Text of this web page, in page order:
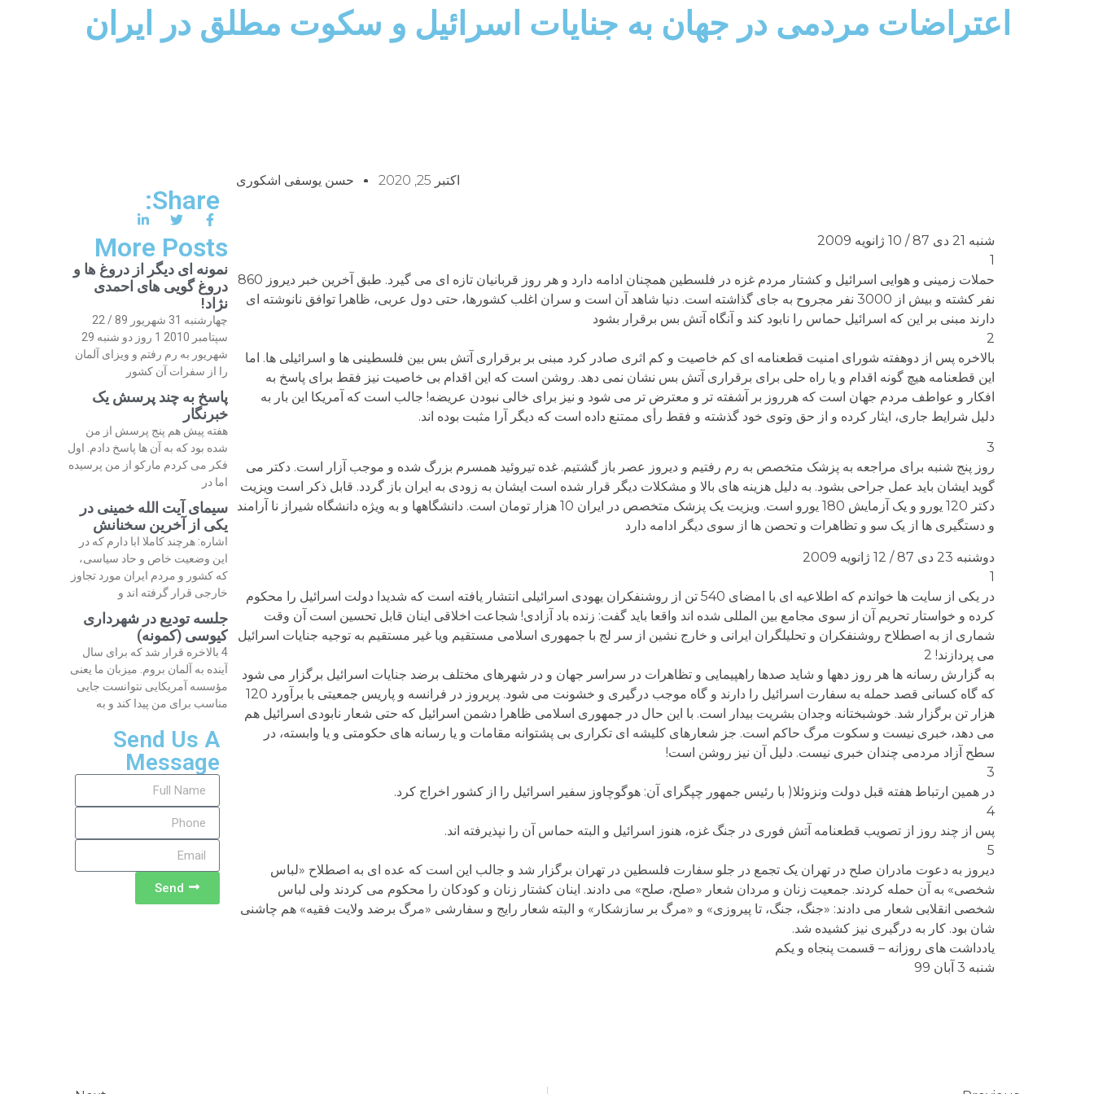
اعتراضات مردمی در جهان به جنایات اسرائیل و سکوت مطلق در ایران
اکتبر 25, 2020 حسن یوسفی اشکوری
شنبه 21 دی 87 / 10 ژانویه 2009
1
حملات زمینی و هوایی اسرائیل و کشتار مردم غزه در فلسطین همچنان ادامه دارد و هر روز قربانیان تازه ای می گیرد. طبق آخرین خبر دیروز 860
نفر کشته و بیش از 3000 نفر مجروح به جای گذاشته است. دنیا شاهد آن است و سران اغلب کشورها، حتی دول عربی، ظاهرا توافق نانوشته ای
دارند مبنی بر این که اسرائیل حماس را نابود کند و آنگاه آتش بس برقرار بشود
2
بالاخره پس از دوهفته شورای امنیت قطعنامه ای کم خاصیت و کم اثری صادر کرد مبنی بر برقراری آتش بس بین فلسطینی ها و اسرائیلی ها. اما
این قطعنامه هیچ گونه اقدام و یا راه حلی برای برقراری آتش بس نشان نمی دهد. روشن است که این اقدام بی خاصیت نیز فقط برای پاسخ به
افکار و عواطف مردم جهان است که هرروز بر آشفته تر و معترض تر می شود و نیز برای خالی نبودن عریضه! جالب است که آمریکا این بار به
دلیل شرایط جاری، ایثار کرده و از حق وتوی خود گذشته و فقط رأی ممتنع داده است که دیگر آرا مثبت بوده اند.
3
روز پنج شنبه برای مراجعه به پزشک متخصص به رم رفتیم و دیروز عصر باز گشتیم. غده تیروئید همسرم بزرگ شده و موجب آزار است. دکتر می
گوید ایشان باید عمل جراحی بشود. به دلیل هزینه های بالا و مشکلات دیگر قرار شده است ایشان به زودی به ایران باز گردد. قابل ذکر است ویزیت
دکتر 120 یورو و یک آزمایش 180 یورو است. ویزیت یک پزشک متخصص در ایران 10 هزار تومان است. دانشگاهها و به ویژه دانشگاه شیراز نا آرامند
و دستگیری ها از یک سو و تظاهرات و تحصن ها از سوی دیگر ادامه دارد
دوشنبه 23 دی 87 / 12 ژانویه 2009
1
در یکی از سایت ها خواندم که اطلاعیه ای با امضای 540 تن از روشنفکران یهودی اسرائیلی انتشار یافته است که شدیدا دولت اسرائیل را محکوم
کرده و خواستار تحریم آن از سوی مجامع بین المللی شده اند واقعا باید گفت: زنده باد آزادی! شجاعت اخلاقی اینان قابل تحسین است آن وقت
شماری از به اصطلاح روشنفکران و تحلیلگران ایرانی و خارج نشین از سر لج با جمهوری اسلامی مستقیم ویا غیر مستقیم به توجیه جنایات اسرائیل
می پردازند! 2
به گزارش رسانه ها هر روز دهها و شاید صدها راهپیمایی و تظاهرات در سراسر جهان و در شهرهای مختلف برضد جنایات اسرائیل برگزار می شود
که گاه کسانی قصد حمله به سفارت اسرائیل را دارند و گاه موجب درگیری و خشونت می شود. پریروز در فرانسه و پاریس جمعیتی با برآورد 120
هزار تن برگزار شد. خوشبختانه وجدان بشریت بیدار است. با این حال در جمهوری اسلامی ظاهرا دشمن اسرائیل که حتی شعار نابودی اسرائیل هم
می دهد، خبری نیست و سکوت مرگ حاکم است. جز شعارهای کلیشه ای تکراری بی پشتوانه مقامات و یا رسانه های حکومتی و یا وابسته، در
سطح آزاد مردمی چندان خبری نیست. دلیل آن نیز روشن است!
3
در همین ارتباط هفته قبل دولت ونزوئلا( با رئیس جمهور چپگرای آن: هوگوچاوز سفیر اسرائیل را از کشور اخراج کرد.
4
پس از چند روز از تصویب قطعنامه آتش فوری در جنگ غزه، هنوز اسرائیل و البته حماس آن را نپذیرفته اند.
5
دیروز به دعوت مادران صلح در تهران یک تجمع در جلو سفارت فلسطین در تهران برگزار شد و جالب این است که عده ای به اصطلاح «لباس
شخصی» به آن حمله کردند. جمعیت زنان و مردان شعار «صلح، صلح» می دادند. اینان کشتار زنان و کودکان را محکوم می کردند ولی لباس
شخصی انقلابی شعار می دادند: «جنگ، جنگ، تا پیروزی» و «مرگ بر سازشکار» و البته شعار رایج و سفارشی «مرگ برضد ولایت فقیه» هم چاشنی
شان بود. کار به درگیری نیز کشیده شد.
یادداشت های روزانه – قسمت پنجاه و یکم
شنبه 3 آبان 99
Share:
More Posts
نمونه ای دیگر از دروغ ها و
دروغ گویی های احمدی
نژاد!
چهارشنبه 31 شهریور 89 / 22
سپتامبر 2010 1 روز دو شنبه 29
شهریور به رم رفتم و ویزای آلمان
را از سفرات آن کشور
پاسخ به چند پرسش یک
خبرنگار
هفته پیش هم پنج پرسش از من
شده بود که به آن ها پاسخ دادم. اول
فکر می کردم مارکو از من پرسیده
اما در
سیمای آیت الله خمینی در
یکی از آخرین سخنانش
اشاره: هرچند کاملا ابا دارم که در
این وضعیت خاص و حاد سیاسی،
که کشور و مردم ایران مورد تجاوز
خارجی قرار گرفته اند و
جلسه تودیع در شهرداری
کیوسی (کمونه)
4 بالاخره قرار شد که برای سال
آینده به آلمان بروم. میزبان ما یعنی
مؤسسه آمریکایی نتوانست جایی
مناسب برای من پیدا کند و به
Send Us A
Message
Send